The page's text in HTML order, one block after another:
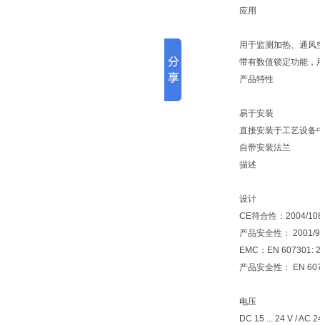
应用
用于监测加热、通
带有数值锁定功能，
产品特性
易于安装
直接安装于工艺设备
自带安装法兰
描述
设计
CE符合性：2004/
产品安全性： 2001/
EMC：EN 607301:
产品安全性： EN
电压
DC 15 ... 24 V / AC